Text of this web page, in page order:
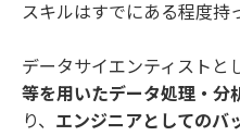
スキルはすでにある程度持
データサイエンティストと
等を用いたデータ処理・分
り、 エンジニアとしてのバ